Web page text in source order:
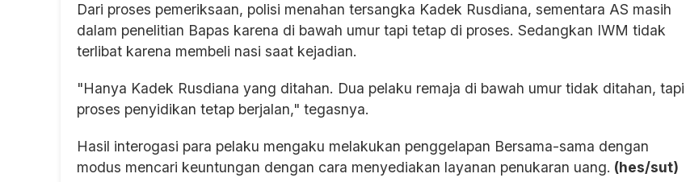
Dari proses pemeriksaan, polisi menahan tersangka Kadek Rusdiana, sementara AS masih
dalam penelitian Bapas karena di bawah umur tapi tetap di proses. Sedangkan IWM tidak
terlibat karena membeli nasi saat kejadian.
"Hanya Kadek Rusdiana yang ditahan. Dua pelaku remaja di bawah umur tidak ditahan, tapi
proses penyidikan tetap berjalan," tegasnya.
Hasil interogasi para pelaku mengaku melakukan penggelapan Bersama-sama dengan
modus mencari keuntungan dengan cara menyediakan layanan penukaran uang. (hes/sut)